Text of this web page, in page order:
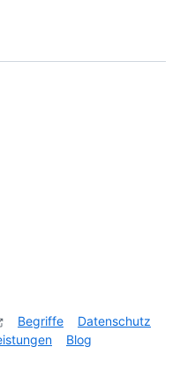
Begriffe
Datenschutz
Blog